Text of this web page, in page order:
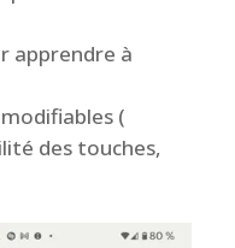
apprendre à
(
des touches,